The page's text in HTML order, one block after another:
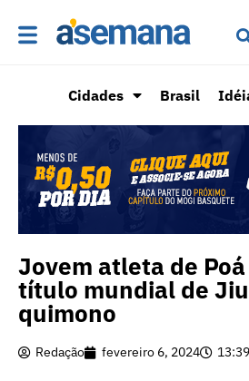
Cidades Brasil
Jovem atleta de
título mundial de
quimono
Redação fevereiro 6, 2024 13:39